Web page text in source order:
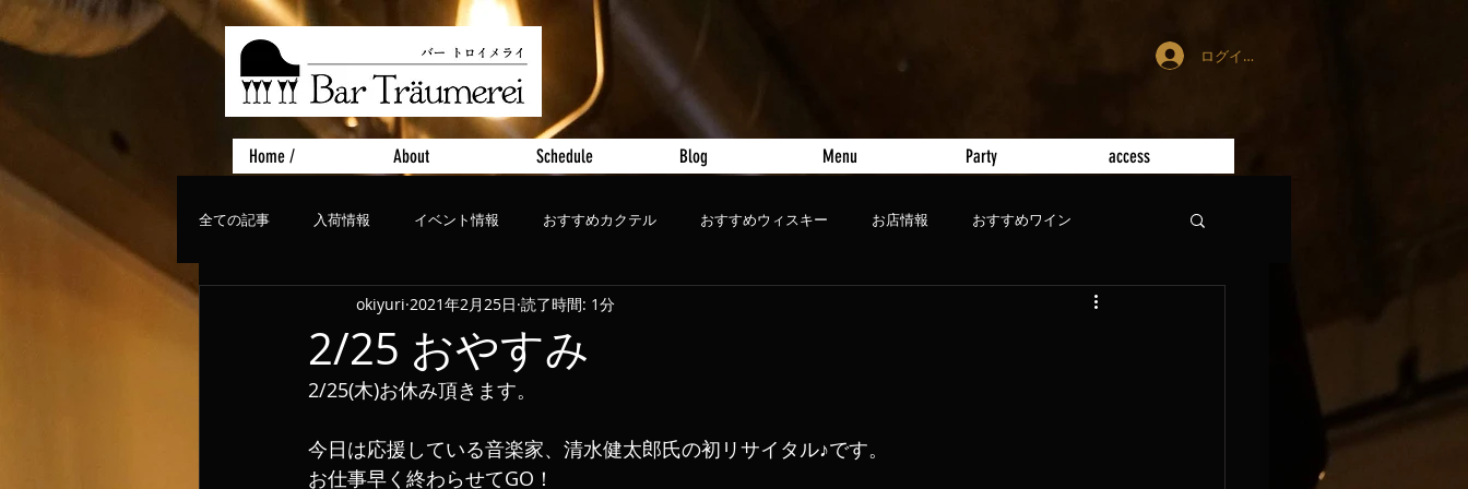
ログイン
Home / About Schedule Blog Menu Party access
全ての記事 入荷情報 イベント情報 おすすめカクテル おすすめウィスキー お店情報 おすすめワイン
ライブ、コンサート おすすめビール
2/25 おやすみ
okiyuri 2021年2月25日 読了時間: 1分
2/25(木)お休み頂きます。
今日は応援している音楽家、清水健太郎氏の初リサイタル♪です。
お仕事早く終わらせてGO！